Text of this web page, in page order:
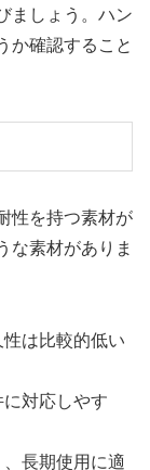
ましょう。ハン
か確認すること
性を持つ素材が
な素材がありま
は比較的低い
対応しやす
長期使用に適